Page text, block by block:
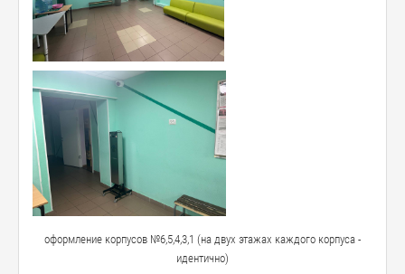
оформление корпусов №6,5,4,3,1 (на двух этажах каждого корпуса -
идентично)